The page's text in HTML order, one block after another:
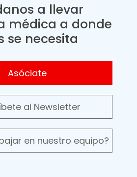
a llevar
médica a donde
se necesita
Asóciate
al Newsletter
en nuestro equipo?